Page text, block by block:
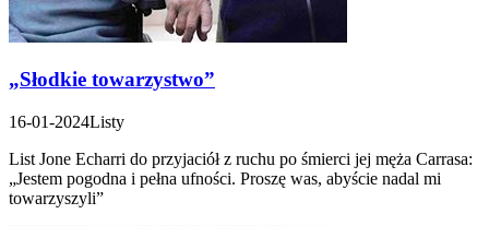
„Słodkie towarzystwo”
16-01-2024Listy
List Jone Echarri do przyjaciół z ruchu po śmierci jej męża Carrasa:
„Jestem pogodna i pełna ufności. Proszę was, abyście nadal mi
towarzyszyli”